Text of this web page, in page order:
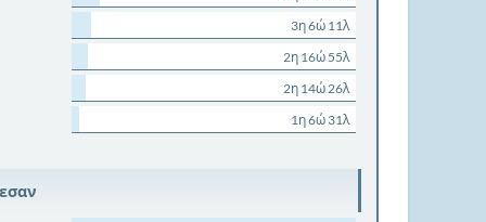
3η 6ώ 11λ
2η 16ώ 55λ
2η 14ώ 26λ
1η 6ώ 31λ